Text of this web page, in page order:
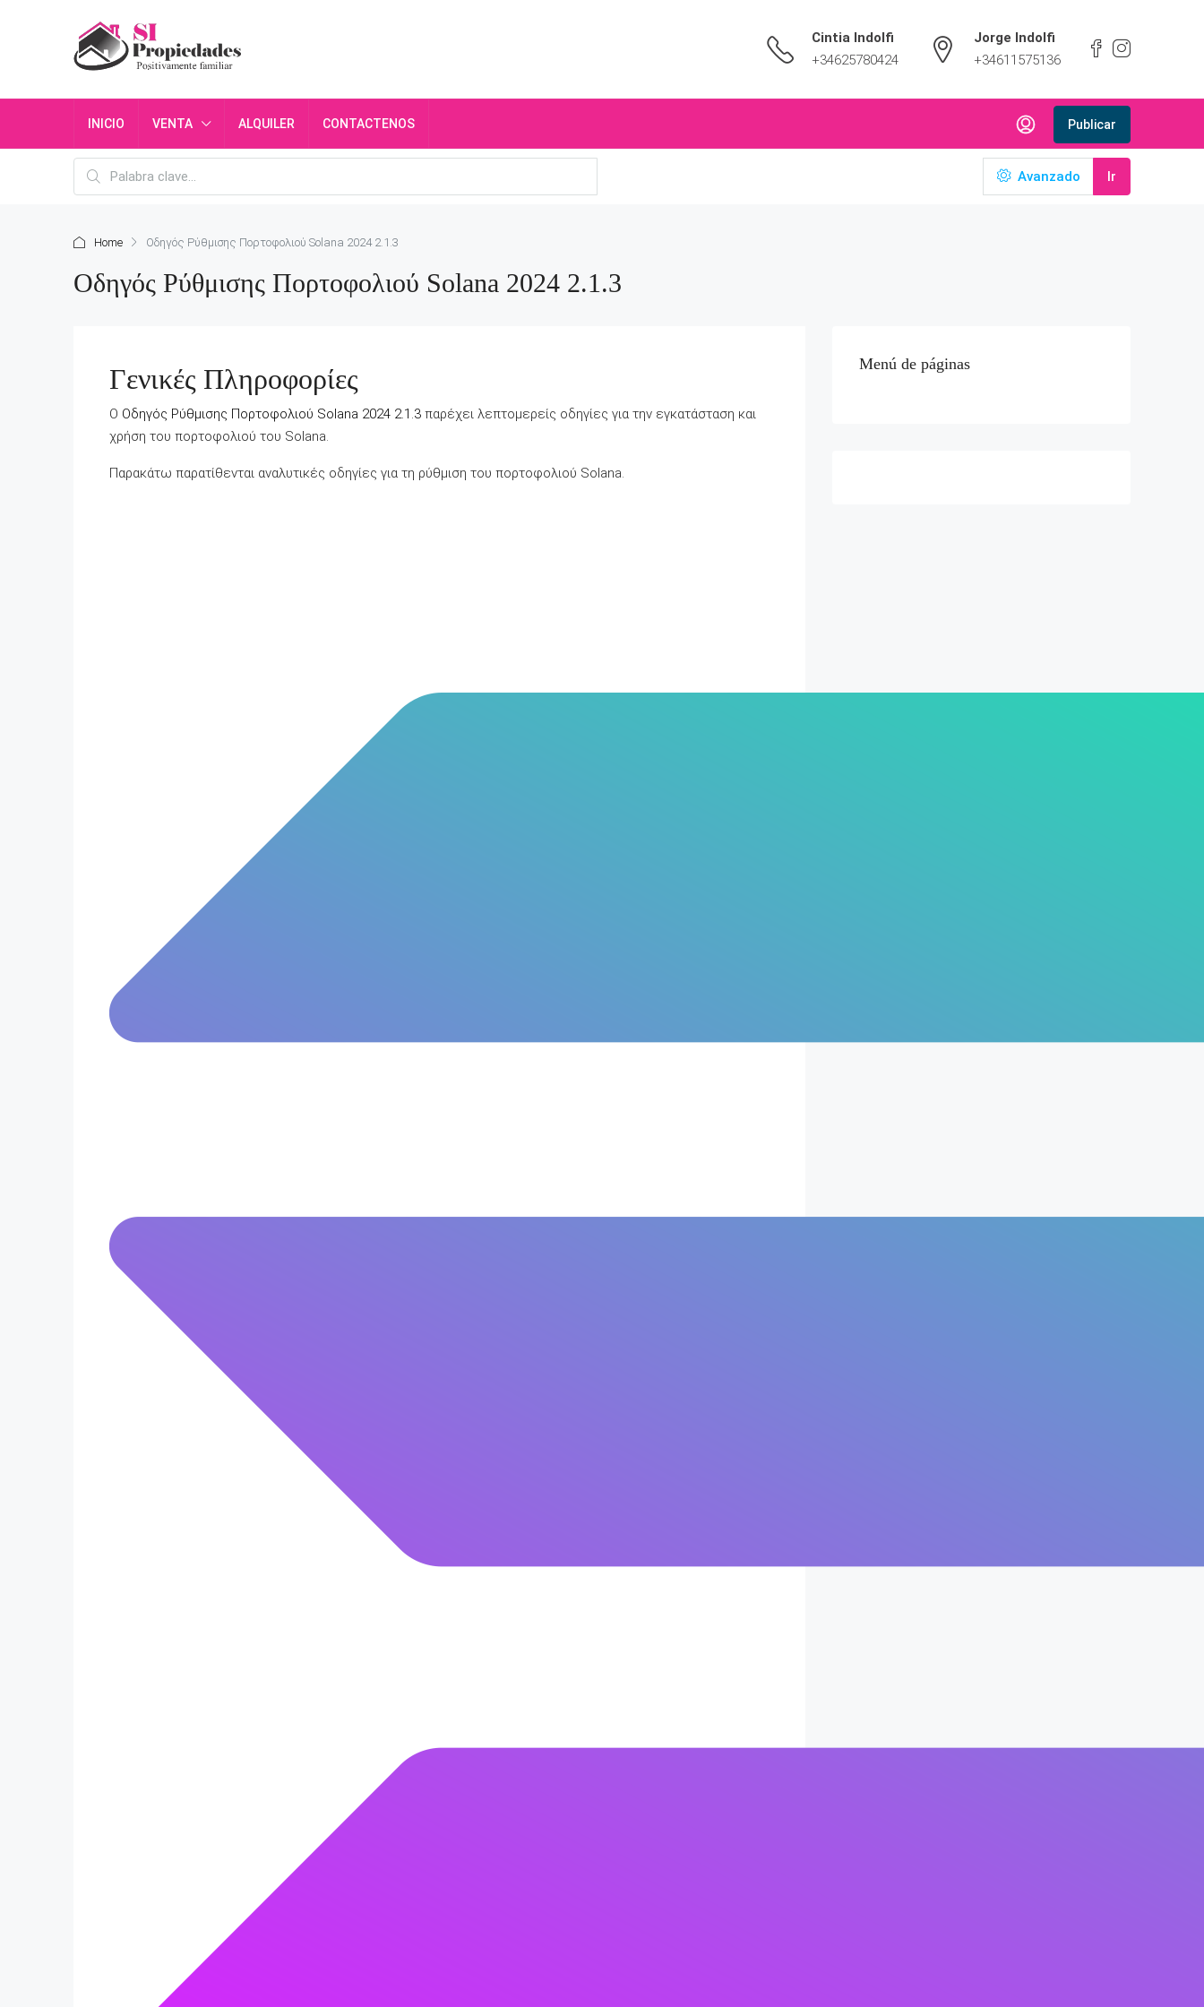
Cintia Indolfi
+34625780424
Jorge Indolfi
+34611575136
INICIO VENTA ALQUILER CONTACTENOS Publicar
Avanzado Ir
Home Οδηγός Ρύθμισης Πορτοφολιού Solana 2024 2.1.3
Οδηγός Ρύθμισης Πορτοφολιού Solana 2024 2.1.3
Γενικές Πληροφορίες
Ο Οδηγός Ρύθμισης Πορτοφολιού Solana 2024 2.1.3 παρέχει λεπτομερείς οδηγίες για την εγκατάσταση και
χρήση του πορτοφολιού του Solana.
Παρακάτω παρατίθενται αναλυτικές οδηγίες για τη ρύθμιση του πορτοφολιού Solana.
Menú de páginas